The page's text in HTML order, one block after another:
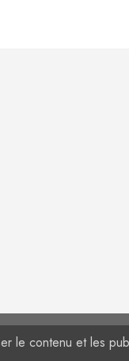
le contenu et les